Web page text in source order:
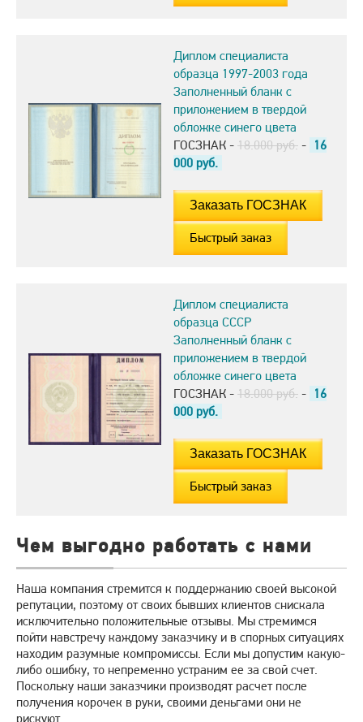
Диплом специалиста
образца 1997-2003 года
Заполненный бланк с
приложением в твердой
обложке синего цвета
ГОСЗНАК - 18.000 руб. - 16
000 руб.
Быстрый заказ
Диплом специалиста
образца СССР
Заполненный бланк с
приложением в твердой
обложке синего цвета
ГОСЗНАК - 18.000 руб. - 16
000 руб.
Быстрый заказ
Чем выгодно работать с нами
Наша компания стремится к поддержанию своей высокой
репутации, поэтому от своих бывших клиентов снискала
исключительно положительные отзывы. Мы стремимся
пойти навстречу каждому заказчику и в спорных ситуациях
находим разумные компромиссы. Если мы допустим какую-
либо ошибку, то непременно устраним ее за свой счет.
Поскольку наши заказчики производят расчет после
получения корочек в руки, своими деньгами они не
рискуют.